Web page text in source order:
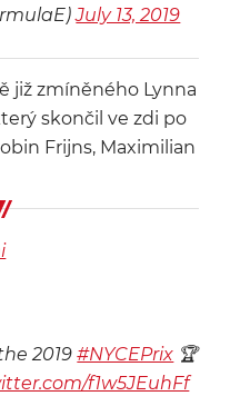
July 13, 2019
již zmíněného Lynna
skončil ve zdi po
Frijns, Maximilian
2019#NYCEPrix 🏆
f1w5JEuhFf